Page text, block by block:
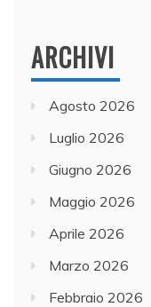
ARCHIVI
Agosto 2026
Luglio 2026
Giugno 2026
Maggio 2026
Aprile 2026
Marzo 2026
Febbraio 2026